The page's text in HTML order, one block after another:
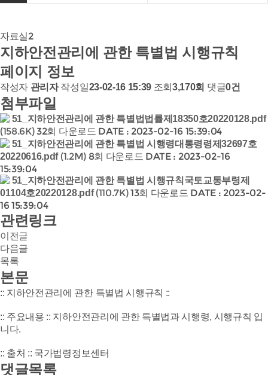
자료실2
지하안전관리에 관한 특별법 시행규칙
페이지 정보
작성자 관리자 작성일23-02-16 15:39 조회3,170회 댓글0건
첨부파일
51_지하안전관리에 관한 특별법법률제18350호20220128.pdf
(158.6K)32회 다운로드 DATE : 2023-02-16 15:39:04
51_지하안전관리에 관한 특별법 시행령대통령령제32697호
20220616.pdf(1.2M) 8회 다운로드 DATE : 2023-02-16
15:39:04
51_지하안전관리에 관한 특별법 시행규칙국토교통부령제
01104호20220128.pdf(110.7K)13회 다운로드 DATE : 2023-02-
16 15:39:04
관련링크
이전글
다음글
목록
본문
:: 지하안전관리에 관한 특별법 시행규칙 ::
:: 주요내용 :: 지하안전관리에 관한 특별법과 시행령, 시행규칙 입
니다.
:: 출처 :: 국가법령정보센터
댓글목록